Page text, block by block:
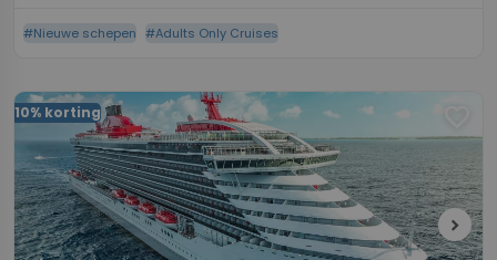
#Nieuwe schepen #Adults Only Cruises
10% korting
chevron_right